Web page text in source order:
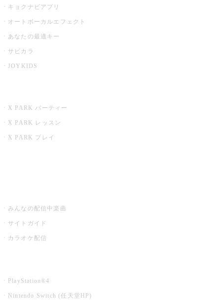
キョクナビアプリ
オートボーカルエフェクト
あなたの最適キー
サビカラ
JOYKIDS
X PARK パーティー
X PARK レッスン
X PARK プレイ
みんなの配信中楽曲
サイトガイド
カラオケ配信
PlayStation®4
Nintendo Switch (任天堂HP)